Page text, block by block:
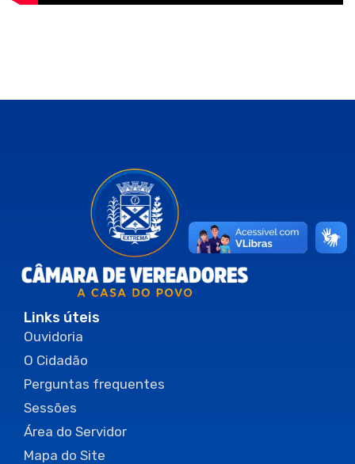
Links úteis
Ouvidoria
O Cidadão
Perguntas frequentes
Sessões
Área do Servidor
Mapa do Site